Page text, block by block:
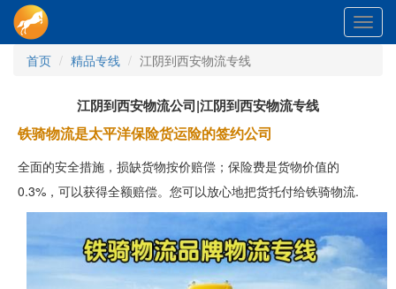
首页
精品专线 江阴到西安物流专线
江阴到西安物流公司|江阴到西安物流专线
铁骑物流是太平洋保险货运险的签约公司
全面的安全措施，损缺货物按价赔偿；保险费是货物价值的
0.3%，可以获得全额赔偿。您可以放心地把货托付给铁骑物流.